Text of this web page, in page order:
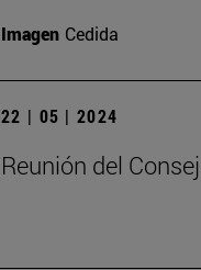
Imagen Cedida
22 | 05 | 2024
Reunión del